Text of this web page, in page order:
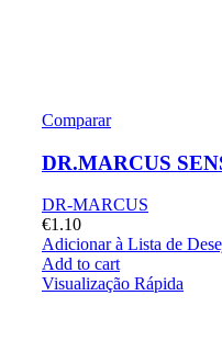
Comparar
DR.MARCUS
DR-MARCUS
€1.10
Adicionar à Lista de
Add to cart
Visualização Rápida